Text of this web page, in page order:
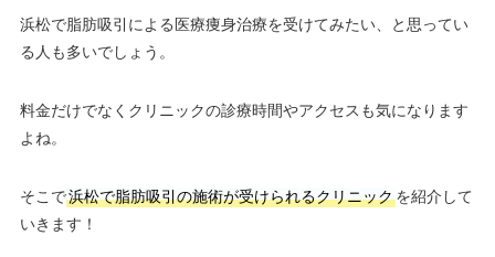
浜松で脂肪吸引による医療痩身治療を受けてみたい、と思ってい
る人も多いでしょう。
料金だけでなくクリニックの診療時間やアクセスも気になります
よね。
そこで浜松で脂肪吸引の施術が受けられるクリニックを紹介して
いきます！